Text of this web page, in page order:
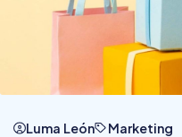
Luma León Marketing